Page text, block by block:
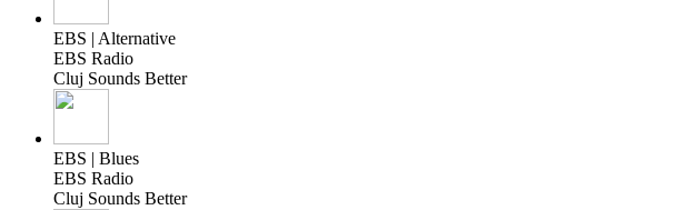
EBS | Alternative
EBS Radio
Cluj Sounds Better
EBS | Blues
EBS Radio
Cluj Sounds Better